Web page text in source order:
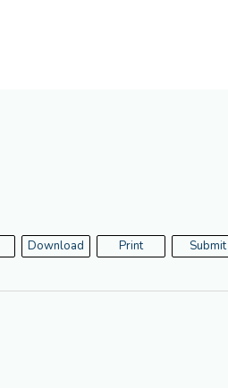
Download Print Submit